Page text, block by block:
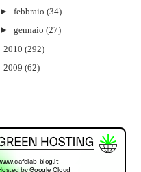
►febbraio (34)
►gennaio (27)
2010 (292)
2009 (62)